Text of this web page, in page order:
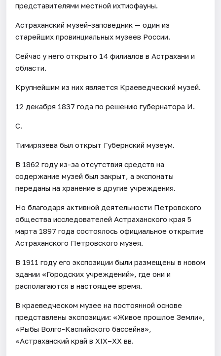
представителями местной ихтиофауны.
Астраханский музей-заповедник — один из
старейших провинциальных музеев России.
Сейчас у него открыто 14 филиалов в Астрахани и
области.
Крупнейшим из них является Краеведческий музей.
12 декабря 1837 года по решению губернатора И.
С.
Тимирязева был открыт Губернский музеум.
В 1862 году из-за отсутствия средств на
содержание музей был закрыт, а экспонаты
переданы на хранение в другие учреждения.
Но благодаря активной деятельности Петровского
общества исследователей Астраханского края 5
марта 1897 года состоялось официальное открытие
Астраханского Петровского музея.
В 1911 году его экспозиции были размещены в новом
здании «Городских учреждений», где они и
располагаются в настоящее время.
В краеведческом музее на постоянной основе
представлены экспозиции: «Живое прошлое Земли»,
«Рыбы Волго-Каспийского бассейна»,
«Астраханский край в XIX–XX вв.